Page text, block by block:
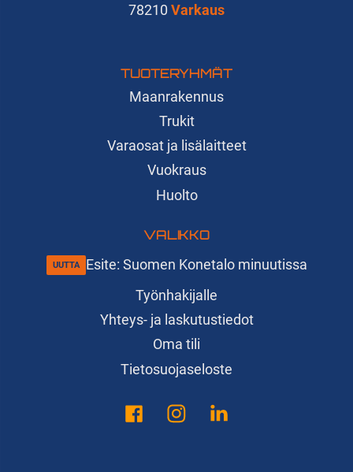
TUOTERYHMÄT
Maanrakennus
Trukit
Varaosat ja lisälaitteet
Vuokraus
Huolto
VALIKKO
Esite: Suomen Konetalo minuutissa
Työnhakijalle
Yhteys- ja laskutustiedot
Oma tili
Tietosuojaseloste
78210 Varkaus